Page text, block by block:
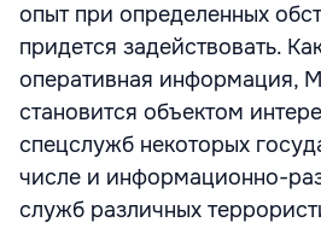
опыт при определенных
придется задействовать.
оперативная информация,
становится объектом
спецслужб некоторых
числе и информационно-
служб различных